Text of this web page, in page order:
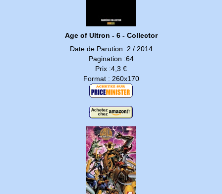
Age of Ultron - 6 - Collector
Date de Parution :2 / 2014
Pagination :64
Prix :4,3 €
Format : 260x170